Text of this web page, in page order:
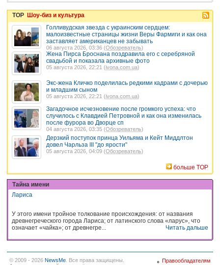
TOP Шоу-биз и культура
Голливудская звезда с украинским сердцем:
малоизвестные страницы жизни Веры Фармиги и как она
заставляет американцев не забывать
06 августа 2026, 03:36 (Обозреватель)
Жена Пирса Броснана поздравила его с серебряной
свадьбой и показала архивные фото
05 августа 2026, 22:21 (ivona.com.ua)
Экс-жена Кличко поделилась редкими кадрами с дочерью
и младшим сыном
05 августа 2026, 22:21 (ivona.com.ua)
Загадочное исчезновение после громкого успеха: что
случилось с Клавдией Петровной и как она изменилась
после фурора во Дворце сп
04 августа 2026, 03:35 (Обозреватель)
Дерзкий поступок принца Уильяма и Кейт Миддлтон
довел Чарльза III "до ярости"
05 августа 2026, 04:09 (Обозреватель)
больше TOP
Тайна имени
Лариса
У этого имени тройное толкование происхождения: от названия
древнегреческого города Лариса; от латинского слова «ларус», что
означает «чайка»; от древнегре...
Читать дальше
© 2009 - 2026 NewsMe . Все права защищены.
Правообладателям